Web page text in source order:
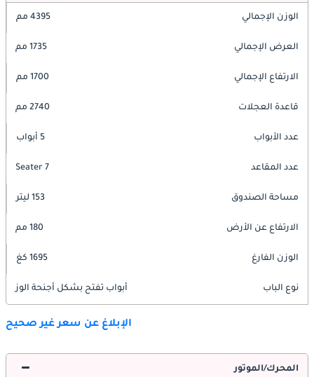
الوزن الإجمالي 4395 مم
العرض الإجمالي 1735 مم
الارتفاع الإجمالي 1700 مم
قاعدة العجلات 2740 مم
عدد الأبواب 5 أبواب
عدد المقاعد 7 Seater
مساحة الصندوق 153 ليتر
الارتفاع عن الأرض 180 مم
الوزن الفارغ 1695 كغ
نوع الباب أبواب تفتح بشكل أجنحة الوز
الإبلاغ عن سعر غير صحيح
المحرك/الموتور